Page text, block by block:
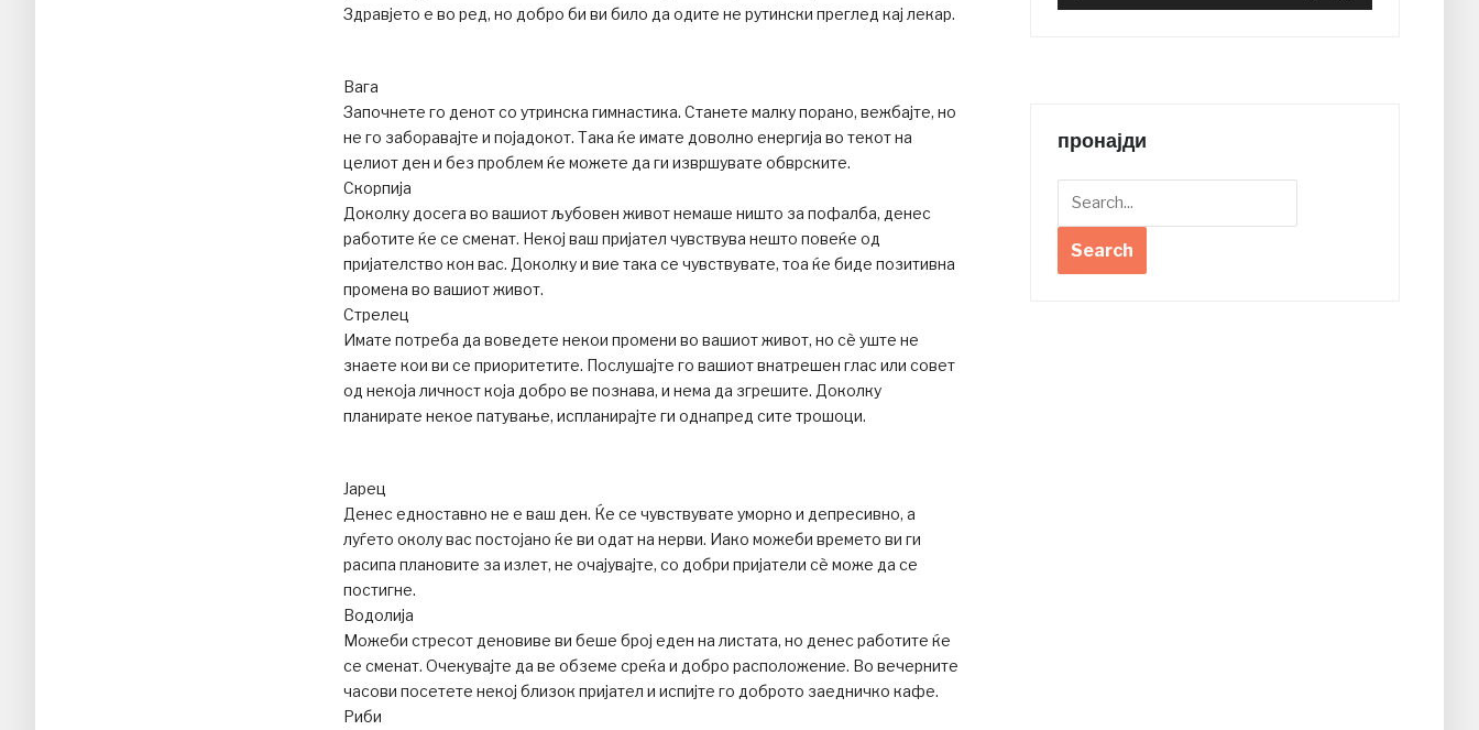
Здравјето е во ред, но добро би ви било да одите не рутински преглед кај лекар.
Вага
Започнете го денот со утринска гимнастика. Станете малку порано, вежбајте, но
не го заборавајте и појадокот. Така ќе имате доволно енергија во текот на
целиот ден и без проблем ќе можете да ги извршувате обврските.
Скорпија
Доколку досега во вашиот љубовен живот немаше ништо за пофалба, денес
работите ќе се сменат. Некој ваш пријател чувствува нешто повеќе од
пријателство кон вас. Доколку и вие така се чувствувате, тоа ќе биде позитивна
промена во вашиот живот.
Стрелец
Имате потреба да воведете некои промени во вашиот живот, но сѐ уште не
знаете кои ви се приоритетите. Послушајте го вашиот внатрешен глас или совет
од некоја личност која добро ве познава, и нема да згрешите. Доколку
планирате некое патување, испланирајте ги однапред сите трошоци.
Јарец
Денес едноставно не е ваш ден. Ќе се чувствувате уморно и депресивно, а
луѓето околу вас постојано ќе ви одат на нерви. Иако можеби времето ви ги
расипа плановите за излет, не очајувајте, со добри пријатели сѐ може да се
постигне.
Водолија
Можеби стресот деновиве ви беше број еден на листата, но денес работите ќе
се сменат. Очекувајте да ве обземе среќа и добро расположение. Во вечерните
часови посетете некој близок пријател и испијте го доброто заедничко кафе.
Риби
пронајди